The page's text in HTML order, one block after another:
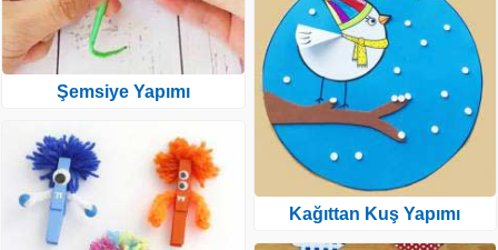
Şemsiye Yapımı
Kağıttan Kuş Yapımı